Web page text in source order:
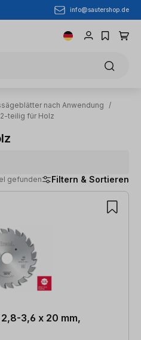
info@sautershop.de
nach Anwendung
/
teilig für Holz
gefunden Filtern & Sortieren
3,6 x 20 mm,